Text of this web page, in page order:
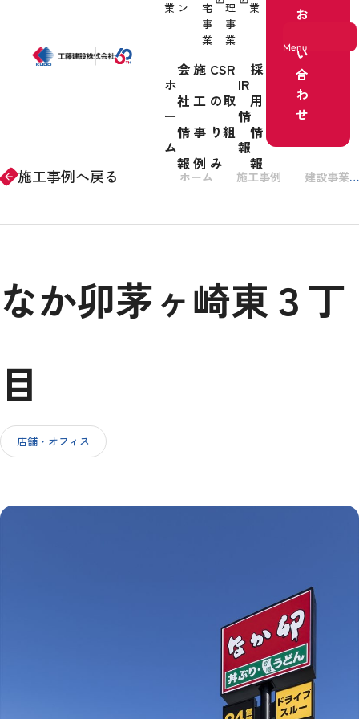
Menu
施工事例
IR情報
業 ン
宅
事
業
理
事
業
業
ホ
ー
ム
会
社
情
報
施
工
事
例
CSR
の取
り組
み
IR
情
報
採
用
情
報
お
い
合
わ
せ
arrow_forward 施工事例へ戻る ホーム 施工事例 建設事業
なか卯茅ヶ崎東３丁
目
店舗・オフィス